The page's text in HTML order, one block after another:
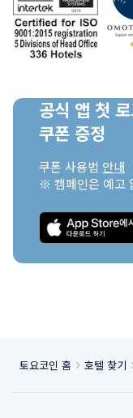
공식 앱 첫
쿠폰 증정
쿠폰 사용법 안내
※ 캠페인은 예고
토요코인 홈 호텔 찾기